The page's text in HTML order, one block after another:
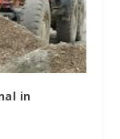
in